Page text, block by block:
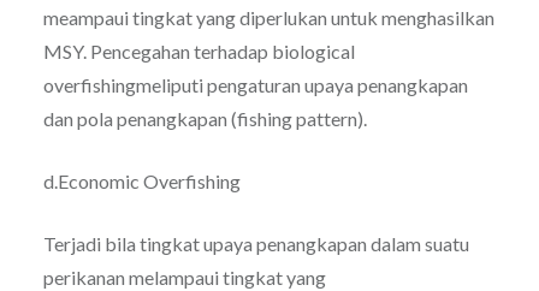
meampaui tingkat yang diperlukan untuk menghasilkan
MSY. Pencegahan terhadap biological
overfishingmeliputi pengaturan upaya penangkapan
dan pola penangkapan (fishing pattern).
d.Economic Overfishing
Terjadi bila tingkat upaya penangkapan dalam suatu
perikanan melampaui tingkat yang